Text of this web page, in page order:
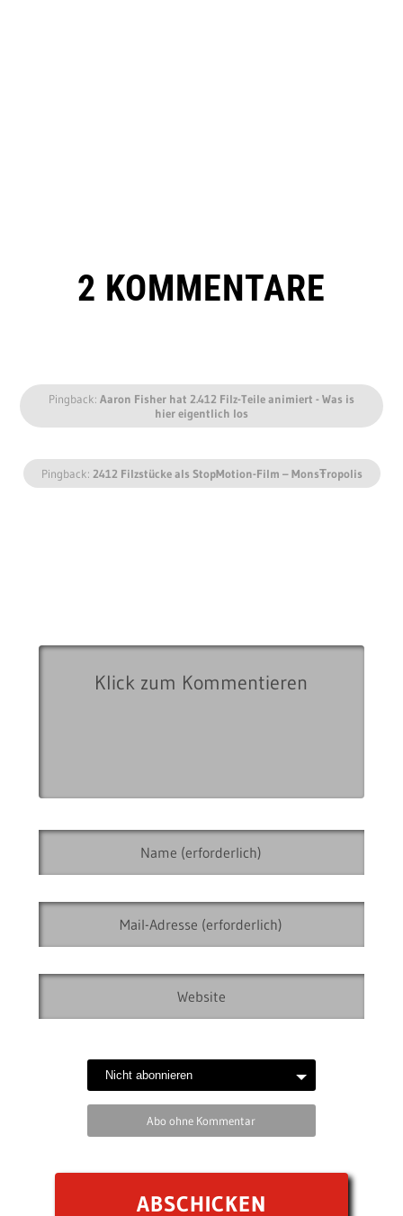
2 KOMMENTARE
Pingback: Aaron Fisher hat 2.412 Filz-Teile animiert - Was is
hier eigentlich los
Pingback: 2412 Filzstücke als StopMotion-Film – MonsŦropolis
Abo ohne Kommentar